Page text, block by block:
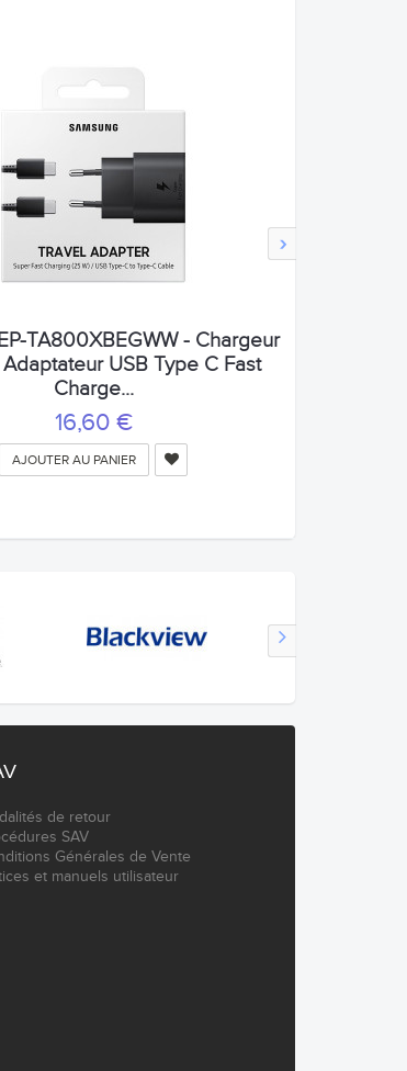
›
TA800XBEGWW - Chargeur
Adaptateur USB Type C Fast
Charge...
16,60 €
AJOUTER AU PANIER
de retour
SAV
Générales de Vente
et manuels utilisateur